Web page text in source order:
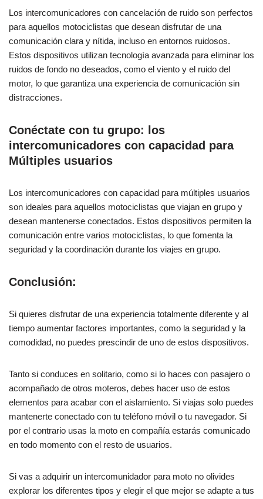
Los intercomunicadores con cancelación de ruido son perfectos
para aquellos motociclistas que desean disfrutar de una
comunicación clara y nítida, incluso en entornos ruidosos.
Estos dispositivos utilizan tecnología avanzada para eliminar los
ruidos de fondo no deseados, como el viento y el ruido del
motor, lo que garantiza una experiencia de comunicación sin
distracciones.
Conéctate con tu grupo: los
intercomunicadores con capacidad para
Múltiples usuarios
Los intercomunicadores con capacidad para múltiples usuarios
son ideales para aquellos motociclistas que viajan en grupo y
desean mantenerse conectados. Estos dispositivos permiten la
comunicación entre varios motociclistas, lo que fomenta la
seguridad y la coordinación durante los viajes en grupo.
Conclusión:
Si quieres disfrutar de una experiencia totalmente diferente y al
tiempo aumentar factores importantes, como la seguridad y la
comodidad, no puedes prescindir de uno de estos dispositivos.
Tanto si conduces en solitario, como si lo haces con pasajero o
acompañado de otros moteros, debes hacer uso de estos
elementos para acabar con el aislamiento. Si viajas solo puedes
mantenerte conectado con tu teléfono móvil o tu navegador. Si
por el contrario usas la moto en compañía estarás comunicado
en todo momento con el resto de usuarios.
Si vas a adquirir un intercomunidador para moto no olivides
explorar los diferentes tipos y elegir el que mejor se adapte a tus